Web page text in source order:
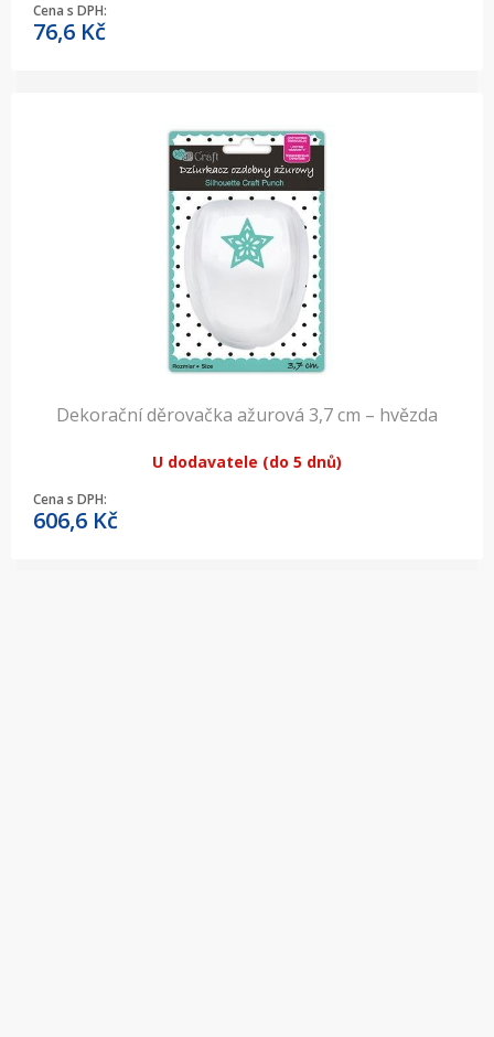
Cena s DPH:
76,6 Kč
Dekorační děrovačka ažurová 3,7 cm – hvězda
U dodavatele (do 5 dnů)
Cena s DPH:
606,6 Kč